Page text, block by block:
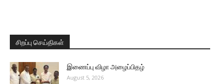
சிறப்பு செய்திகள்
இணைப்பு விழா அழைப்பிதழ்
August 5, 2026